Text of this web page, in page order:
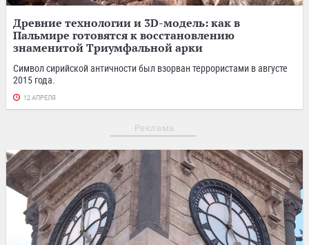
Древние технологии и 3D-модель: как в
Пальмире готовятся к восстановлению
знаменитой Триумфальной арки
Символ сирийской античности был взорван террористами в августе
2015 года.
12 АПРЕЛЯ
Реклама